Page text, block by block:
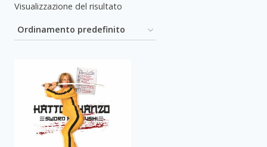
Visualizzazione del risultato